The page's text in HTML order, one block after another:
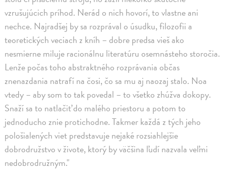
vzrušujúcich príhod. Nerád o nich hovorí, to vlastne ani
nechce. Najradšej by sa rozprával o úsudku, filozofii a
teoretických veciach z kníh – dobre predsa vieš ako
nesmierne miluje racionálnu literatúru osemnásteho storočia.
Lenže počas toho abstraktného rozprávania občas
znenazdania natrafí na čosi, čo sa mu aj naozaj stalo. Noa
vtedy – aby som to tak povedal – to všetko zhúžva dokopy.
Snaží sa to natlačiť do malého priestoru a potom to
jednoducho znie protichodne. Takmer každá z tých jeho
pološialených viet predstavuje nejaké rozsiahlejšie
dobrodružstvo v živote, ktorý by väčšina ľudí nazvala veľmi
nedobrodružným."